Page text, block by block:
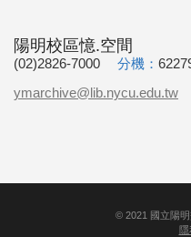
陽明校區憶.空間
(02)2826-7000 分機：
ymarchive@lib.nycu.edu.tw
© 2021 國立陽
隱